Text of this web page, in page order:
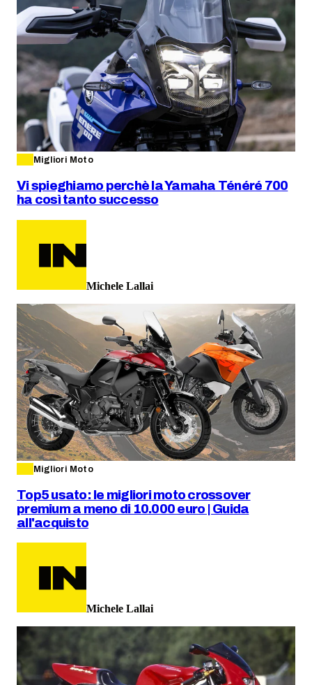
Migliori Moto
Vi spieghiamo perchè la Yamaha Ténéré 700
ha così tanto successo
Michele Lallai
Migliori Moto
Top5 usato: le migliori moto crossover
premium a meno di 10.000 euro | Guida
all'acquisto
Michele Lallai